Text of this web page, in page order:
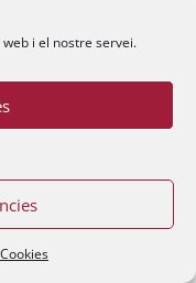
i el nostre servei.